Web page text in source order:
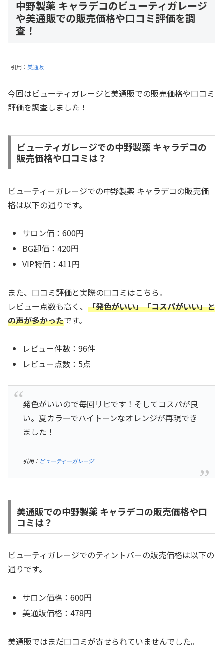
中野製薬 キャラデコのビューティガレージ
や美通販での販売価格や口コミ評価を調
査！
引用： 美通販
今回はビューティガレージと美通販での販売価格や口コミ
評価を調査しました！
ビューティガレージでの中野製薬 キャラデコの
販売価格や口コミは？
ビューティーガレージでの中野製薬 キャラデコの販売価
格は以下の通りです。
サロン価：600円
BG卸価：420円
VIP特価：411円
また、口コミ評価と実際の口コミはこちら。
レビュー点数も高く、 「発色がいい」「コスパがいい」と
の声が多かったです。
レビュー件数：96件
レビュー点数：5点
発色がいいので毎回リピです！そしてコスパが良
い。夏カラーでハイトーンなオレンジが再現でき
ました！
引用： ビューティーガレージ
美通販での中野製薬 キャラデコの販売価格や口
コミは？
ビューティガレージでのティントバーの販売価格は以下の
通りです。
サロン価格：600円
美通販価格：478円
美通販ではまだ口コミが寄せられていませんでした。